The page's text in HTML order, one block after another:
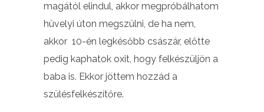
magától elindul, akkor megpróbálhatom
hüvelyi úton megszülni, de ha nem,
akkor 10-én legkésőbb császár, előtte
pedig kaphatok oxit, hogy felkészüljön a
baba is. Ekkor jöttem hozzád a
szülésfelkészítőre.